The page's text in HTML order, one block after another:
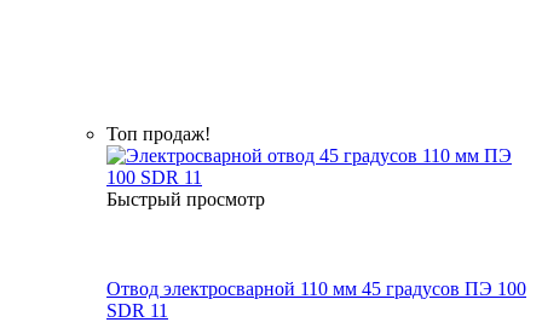
Топ продаж!
Быстрый просмотр
Отвод электросварной 110 мм 45 градусов ПЭ 100
SDR 11